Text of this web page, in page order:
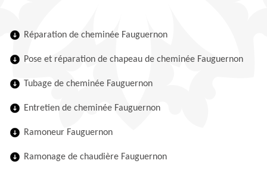
Réparation de cheminée Fauguernon
Pose et réparation de chapeau de cheminée Fauguernon
Tubage de cheminée Fauguernon
Entretien de cheminée Fauguernon
Ramoneur Fauguernon
Ramonage de chaudière Fauguernon